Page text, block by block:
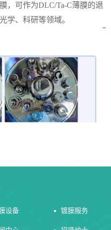
，可作为DLC/Ta-C薄膜的退
学、科研等领域。
设备 镀膜服务